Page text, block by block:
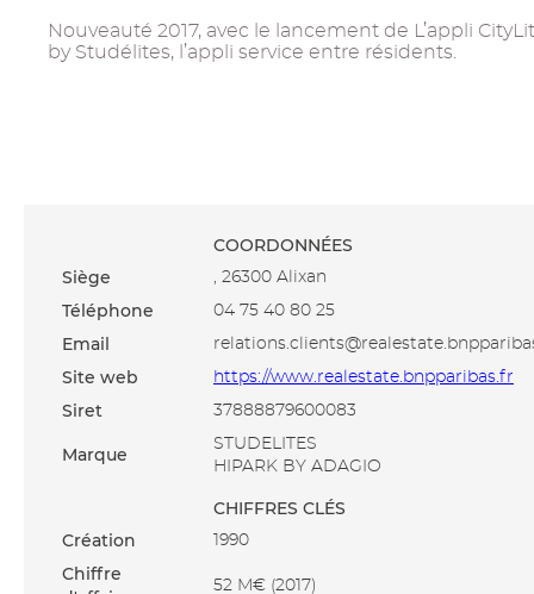
Nouveauté 2017, avec le lancement de L’appli
by Studélites, l’appli service entre résidents.
COORDONNÉES
Siège
, 26300 Alixan
Téléphone 04 75 40 80 25
Email
Site web https://www.realestate.bnpparibas.fr
Siret 37888879600083
Marque
STUDELITES
HIPARK BY ADAGIO
CHIFFRES CLÉS
Création
1990
Chiffre
52 M€ (2017)